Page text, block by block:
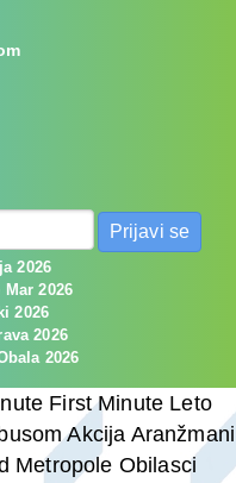
2026
2026
2026
2026
2026
First Minute Leto
Akcija Aranžmani
Metropole Obilasci